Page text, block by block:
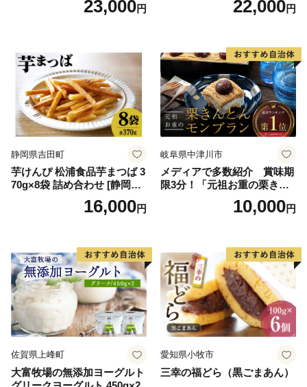
スクリーム 着日指定可能 送
誕生日 カップ 詰め合わせ バ
ラエティ | バニラ チョコレー
ト ストロベリー ピスタチオ
バニラ＆クッキー ウベ 沖縄
紅イモ 塩ちんすこう 沖縄シ
ークヮーサー 沖縄黒糖 琉球
ロイヤルミルクティ 沖縄パ
イン
23,000円
ス 北海道産アイス アイス ア
道産アイス 道産アイスクリ
ーム ギフト 詰合せ 詰め合わ
せ ふるさと納税 ）
22,000円
静岡県吉田町
芋けんぴ 松浦食品芋まつば 3
70g×8袋 詰め合わせ [静岡伊
勢丹(松浦食品) 静岡県 吉田町
22424274] 芋ケンピ セット
16,000円
岐阜県中津川市
メディアで多数紹介 賞味期
限3分！「元祖お重の栗きん
とんモンブラン」 【未来の
ご褒美】スイーツ 栗 モンブ
子 菓子 F4N-2298
10,000円
佐賀県上峰町
大富牧場の無添加ヨーグルト
愛知県小牧市
三幸の福どら（黒ごまあん）